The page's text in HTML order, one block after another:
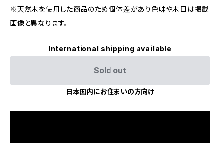
※天然木を使用した商品のため個体差があり色味や木目は掲載
画像と異なります。
International shipping available
Sold out
日本国内にお住まいの方向け